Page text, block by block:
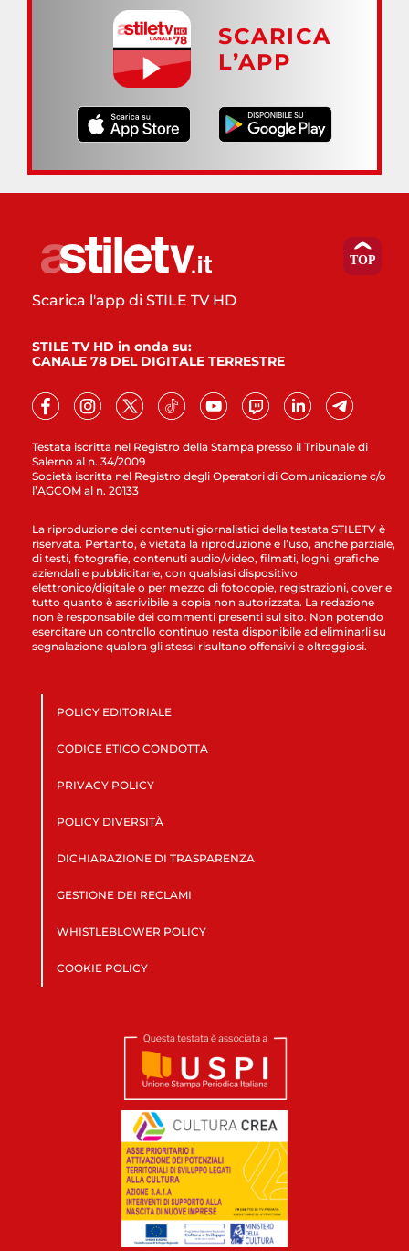
SCARICA
L’APP
Testata iscritta nel Registro della Stampa presso il Tribunale di
Salerno al n. 34/2009
Società iscritta nel Registro degli Operatori di Comunicazione c/o
l’AGCOM al n. 20133
Scarica l'app di STILE TV HD
STILE TV HD in onda su:
CANALE 78 DEL DIGITALE TERRESTRE
La riproduzione dei contenuti giornalistici della testata STILETV è
riservata. Pertanto, è vietata la riproduzione e l’uso, anche parziale,
di testi, fotografie, contenuti audio/video, filmati, loghi, grafiche
aziendali e pubblicitarie, con qualsiasi dispositivo
elettronico/digitale o per mezzo di fotocopie, registrazioni, cover e
tutto quanto è ascrivibile a copia non autorizzata. La redazione
non è responsabile dei commenti presenti sul sito. Non potendo
esercitare un controllo continuo resta disponibile ad eliminarli su
segnalazione qualora gli stessi risultano offensivi e oltraggiosi.
POLICY EDITORIALE
CODICE ETICO CONDOTTA
PRIVACY POLICY
POLICY DIVERSITÀ
DICHIARAZIONE DI TRASPARENZA
GESTIONE DEI RECLAMI
WHISTLEBLOWER POLICY
COOKIE POLICY